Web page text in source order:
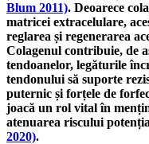
Blum 2011). Deoarece
matricei extracelulare,
reglarea și regenerarea
Colagenul contribuie, de
tendoanelor, legăturile
tendonului să suporte
puternic și forțele de
joacă un rol vital în
atenuarea riscului
2020).